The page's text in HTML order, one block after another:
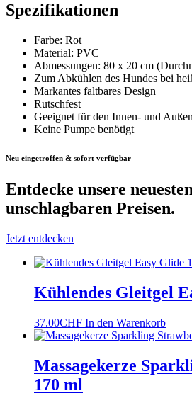
Spezifikationen
Farbe: Rot
Material: PVC
Abmessungen: 80 x 20 cm
Zum Abkühlen des Hundes bei
Markantes faltbares Design
Rutschfest
Geeignet für den Innen- und
Keine Pumpe benötigt
Neu eingetroffen & sofort verfügbar
Entdecke unsere
unschlagbaren Preisen.
Jetzt entdecken
Kühlendes Gleitgel
37.00CHF In den Warenkorb
Massagekerze
170 ml